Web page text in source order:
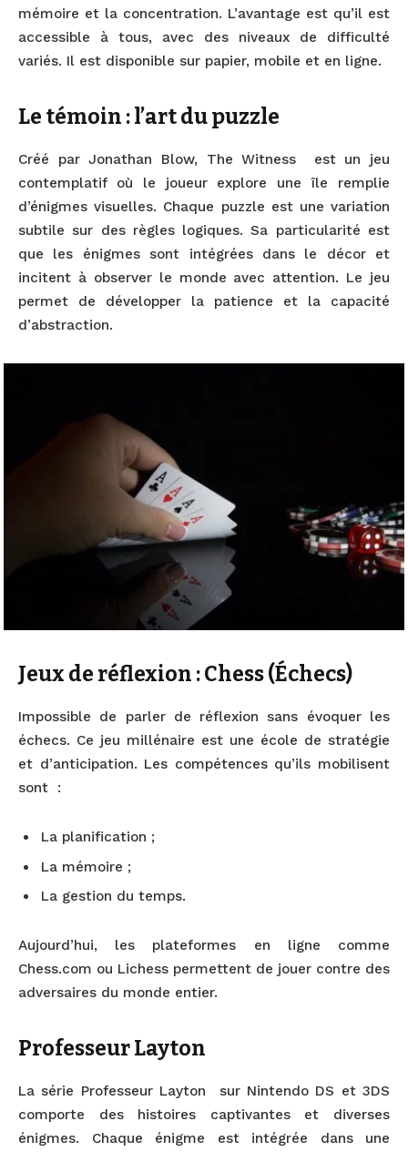
mémoire et la concentration. L’avantage est qu’il est
accessible à tous, avec des niveaux de difficulté
variés. Il est disponible sur papier, mobile et en ligne.
Le témoin : l’art du puzzle
Créé par Jonathan Blow, The Witness est un jeu
contemplatif où le joueur explore une île remplie
d’énigmes visuelles. Chaque puzzle est une variation
subtile sur des règles logiques. Sa particularité est
que les énigmes sont intégrées dans le décor et
incitent à observer le monde avec attention. Le jeu
permet de développer la patience et la capacité
d’abstraction.
Jeux de réflexion : Chess (Échecs)
Impossible de parler de réflexion sans évoquer les
échecs. Ce jeu millénaire est une école de stratégie
et d’anticipation. Les compétences qu’ils mobilisent
sont :
La planification ;
La mémoire ;
La gestion du temps.
Aujourd’hui, les plateformes en ligne comme
Chess.com ou Lichess permettent de jouer contre des
adversaires du monde entier.
Professeur Layton
La série Professeur Layton sur Nintendo DS et 3DS
comporte des histoires captivantes et diverses
énigmes. Chaque énigme est intégrée dans une